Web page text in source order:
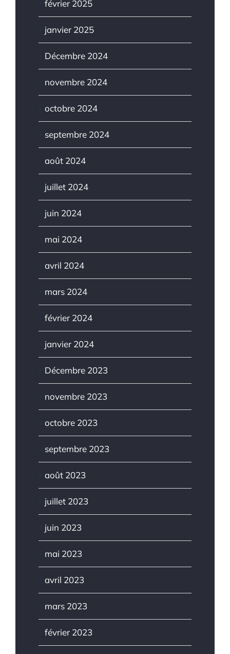
février 2025
janvier 2025
Décembre 2024
novembre 2024
octobre 2024
septembre 2024
août 2024
juillet 2024
juin 2024
mai 2024
avril 2024
mars 2024
février 2024
janvier 2024
Décembre 2023
novembre 2023
octobre 2023
septembre 2023
août 2023
juillet 2023
juin 2023
mai 2023
avril 2023
mars 2023
février 2023